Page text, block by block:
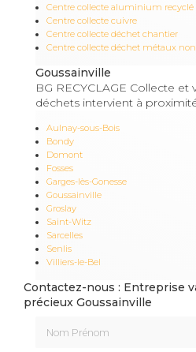
Centre collecte aluminium recyclé
Centre collecte cuivre
Centre collecte déchet chantier
Centre collecte déchet métaux
Goussainville
BG RECYCLAGE Collecte et
déchets intervient à
Aulnay-sous-Bois
Bondy
Domont
Fosses
Garges-lès-Gonesse
Goussainville
Groslay
Saint-Witz
Sarcelles
Senlis
Villiers-le-Bel
Contactez-nous : Entreprise
précieux Goussainville